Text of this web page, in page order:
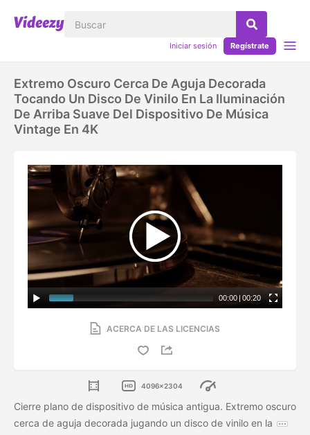
Iniciar sesión Regístrate
Extremo Oscuro Cerca De Aguja Decorada
Tocando Un Disco De Vinilo En La Iluminación
De Arriba Suave Del Dispositivo De Música
Vintage En 4K
00:00 | 00:20
ACERCA DE LAS LICENCIAS
4096x2304
Cierre plano de dispositivo de música antigua. Extremo oscuro
cerca de aguja decorada jugando un disco de vinilo en la